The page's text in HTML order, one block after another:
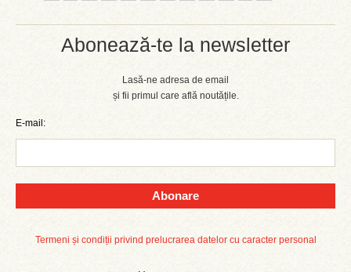
Abonează-te la newsletter
Lasă-ne adresa de email
și fii primul care află noutățile.
E-mail:
Abonare
Termeni și condiții privind prelucrarea datelor cu caracter personal